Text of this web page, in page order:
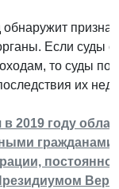
Если суды
то суды по
их
в 2019 году
гражданами